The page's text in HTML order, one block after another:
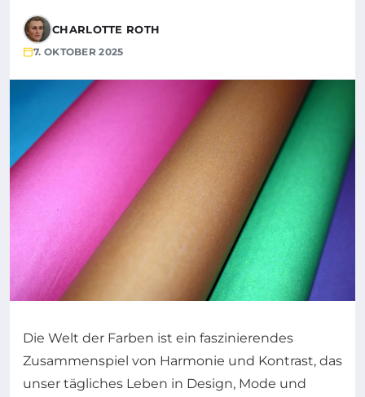
CHARLOTTE ROTH
7. OKTOBER 2025
Die Welt der Farben ist ein faszinierendes
Zusammenspiel von Harmonie und Kontrast, das
unser tägliches Leben in Design, Mode und